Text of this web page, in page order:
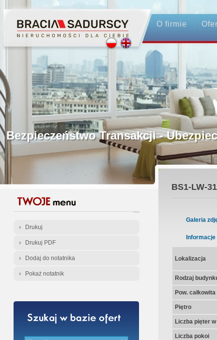
O firmie
Profesjonalne Pośrednictwo
Bezpieczeństwo Transakcji -
Licencjonowani Pośrednicy
Gwarancja Zwrotu Zadatku
Gratis - Przedwstępna Umowa
Drukuj
Drukuj PDF
Dodaj do notatnika
Pokaż notatnik
BS1-LW-
Galeria
Informacje
Lokalizacja
Rodzaj
Pow.
Piętro
Liczba pięter
Liczba pokoi